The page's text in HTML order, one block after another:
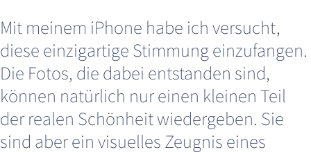
Mit meinem iPhone habe ich versucht,
diese einzigartige Stimmung einzufangen.
Die Fotos, die dabei entstanden sind,
können natürlich nur einen kleinen Teil
der realen Schönheit wiedergeben. Sie
sind aber ein visuelles Zeugnis eines